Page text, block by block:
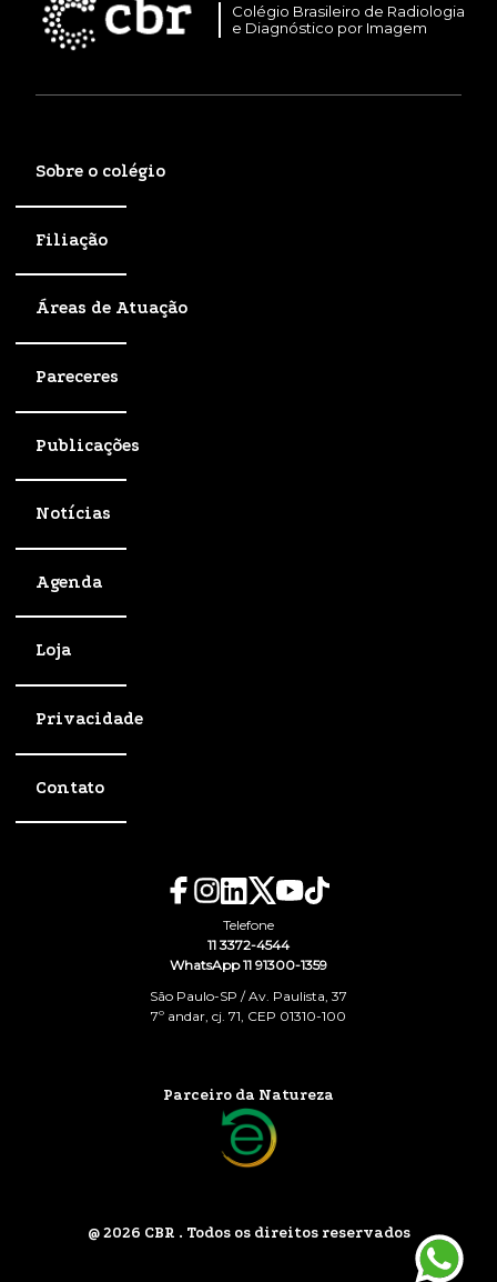
Colégio Brasileiro de Radiologia
e Diagnóstico por Imagem
Sobre o colégio
Filiação
Áreas de Atuação
Pareceres
Publicações
Notícias
Agenda
Loja
Privacidade
Contato
Telefone
11 3372-4544
WhatsApp 11 91300-1359
São Paulo-SP / Av. Paulista, 37
7º andar, cj. 71, CEP 01310-100
Parceiro da Natureza
@ 2026 CBR . Todos os direitos reservados